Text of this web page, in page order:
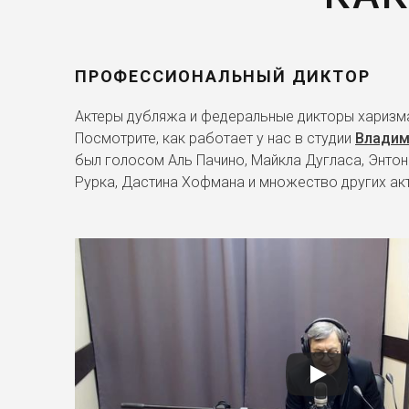
ПРОФЕССИОНАЛЬНЫЙ ДИКТОР
Актеры дубляжа и федеральные дикторы
Посмотрите, как работает у нас в студии
был голосом Аль Пачино, Майкла Дугласа,
Рурка, Дастина Хофмана и множество других